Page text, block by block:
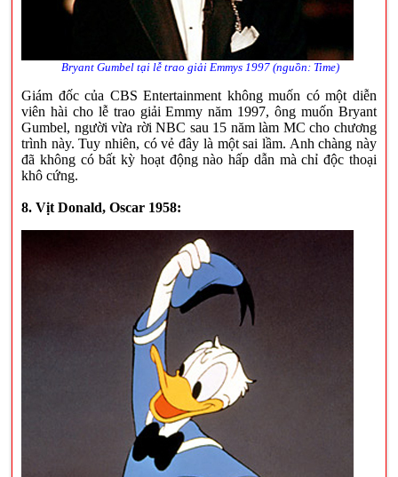
Bryant Gumbel tại lễ trao giải Emmys 1997 (nguồn: Time)
Giám đốc của CBS Entertainment không muốn có một diễn
viên hài cho lễ trao giải Emmy năm 1997, ông muốn Bryant
Gumbel, người vừa rời NBC sau 15 năm làm MC cho chương
trình này. Tuy nhiên, có vẻ đây là một sai lầm. Anh chàng này
đã không có bất kỳ hoạt động nào hấp dẫn mà chỉ độc thoại
khô cứng.
8. Vịt Donald, Oscar 1958: